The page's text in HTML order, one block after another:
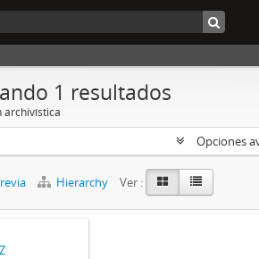
1 resultados
archivística
Opciones
Hierarchy Ver :